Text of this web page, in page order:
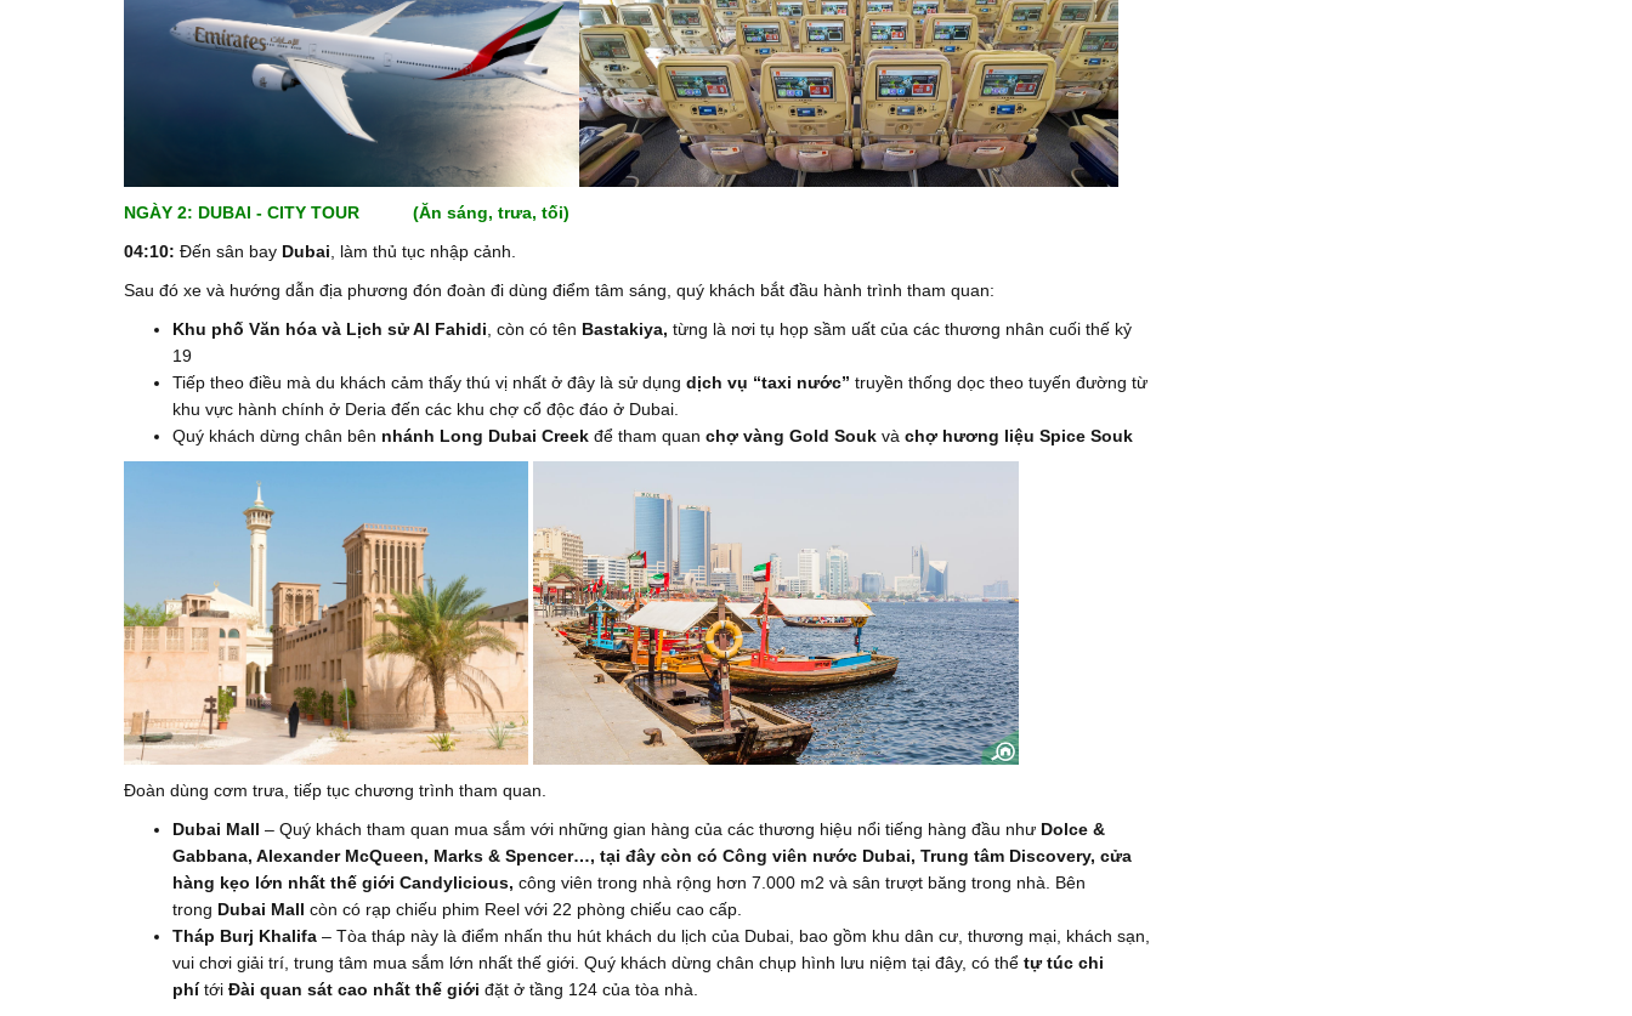
NGÀY 2: DUBAI - CITY TOUR (Ăn sáng, trưa, tối)
04:10: Đến sân bay Dubai , làm thủ tục nhập cảnh.
Sau đó xe và hướng dẫn địa phương đón đoàn đi dùng điểm tâm sáng, quý khách bắt đầu hành trình tham quan:
Khu phố Văn hóa và Lịch sử Al Fahidi , còn có tên Bastakiya, từng là nơi tụ họp sầm uất của các thương nhân cuối thế kỷ
19
Tiếp theo điều mà du khách cảm thấy thú vị nhất ở đây là sử dụng dịch vụ “taxi nước” truyền thống dọc theo tuyến đường từ
khu vực hành chính ở Deria đến các khu chợ cổ độc đáo ở Dubai.
Quý khách dừng chân bên nhánh Long Dubai Creek để tham quan chợ vàng Gold Souk và chợ hương liệu Spice Souk
Đoàn dùng cơm trưa, tiếp tục chương trình tham quan.
Dubai Mall – Quý khách tham quan mua sắm với những gian hàng của các thương hiệu nổi tiếng hàng đầu như Dolce &
Gabbana, Alexander McQueen, Marks & Spencer…, tại đây còn có Công viên nước Dubai, Trung tâm Discovery, cửa
hàng kẹo lớn nhất thế giới Candylicious, công viên trong nhà rộng hơn 7.000 m2 và sân trượt băng trong nhà. Bên
trong Dubai Mall còn có rạp chiếu phim Reel với 22 phòng chiếu cao cấp.
Tháp Burj Khalifa – Tòa tháp này là điểm nhấn thu hút khách du lịch của Dubai, bao gồm khu dân cư, thương mại, khách sạn,
vui chơi giải trí, trung tâm mua sắm lớn nhất thế giới. Quý khách dừng chân chụp hình lưu niệm tại đây, có thể tự túc chi
phítới Đài quan sát cao nhất thế giới đặt ở tầng 124 của tòa nhà.